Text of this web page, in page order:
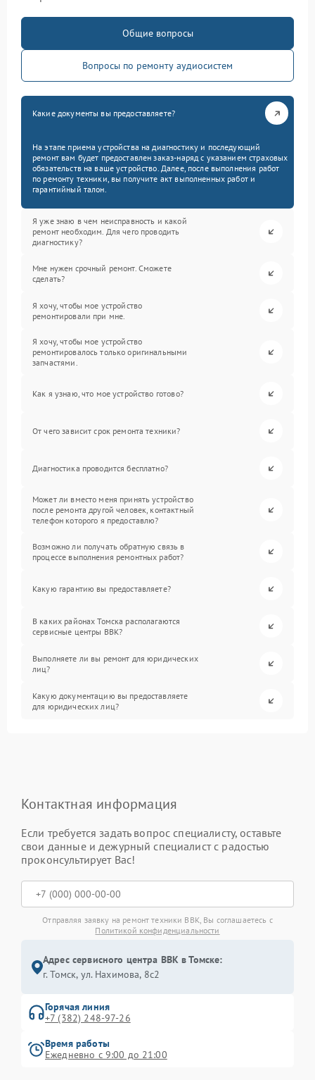
Общие вопросы
Вопросы по ремонту аудиосистем
Какие документы вы предоставляете?
На этапе приема устройства на диагностику и последующий
ремонт вам будет предоставлен заказ-наряд с указанием страховых
обязательств на ваше устройство. Далее, после выполнения работ
по ремонту техники, вы получите акт выполненных работ и
гарантийный талон.
Я уже знаю в чем неисправность и какой
ремонт необходим. Для чего проводить
диагностику?
Мне нужен срочный ремонт. Сможете
сделать?
Я хочу, чтобы мое устройство
ремонтировали при мне.
Я хочу, чтобы мое устройство
ремонтировалось только оригинальными
запчастями.
Как я узнаю, что мое устройство готово?
От чего зависит срок ремонта техники?
Диагностика проводится бесплатно?
Может ли вместо меня принять устройство
после ремонта другой человек, контактный
телефон которого я предоставлю?
Возможно ли получать обратную связь в
процессе выполнения ремонтных работ?
Какую гарантию вы предоставляете?
В каких районах Томска располагаются
сервисные центры BBK?
Выполняете ли вы ремонт для юридических
лиц?
Какую документацию вы предоставляете
для юридических лиц?
Контактная информация
Если требуется задать вопрос специалисту, оставьте
свои данные и дежурный специалист с радостью
проконсультирует Вас!
Отправляя заявку на ремонт техники BBK, Вы соглашаетесь с
Политикой конфиденциальности
Адрес сервисного центра BBK в Томске:
г. Томск, ул. Нахимова, 8с2
Горячая линия
+7 (382) 248-97-26
Время работы
Ежедневно с 9:00 до 21:00